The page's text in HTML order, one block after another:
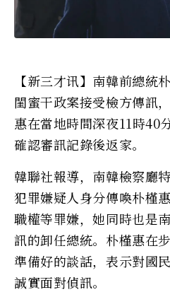
【新三才讯】南韓前總統
閨蜜干政案接受檢方傳訊
惠在當地時間深夜11時40
確認審訊記錄後返家。
韓聯社報導，南韓檢察廳
犯罪嫌疑人身分傳喚朴槿
職權等罪嫌，她同時也是
訊的卸任總統。朴槿惠在
準備好的談話，表示對國
誠實面對偵訊。